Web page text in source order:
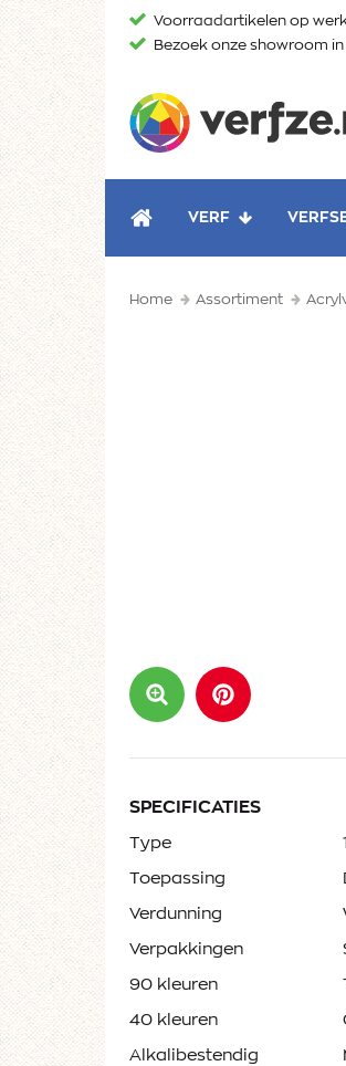
naar
Voorraadartikelen op
Bezoek onze showroom
HOME
VERF
Home Assortiment
SPECIFICATIES
Type
Toepassing
Verdunning
Verpakkingen
90 kleuren
40 kleuren
Alkalibestendig